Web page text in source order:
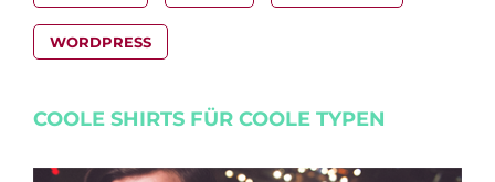
WORDPRESS
COOLE SHIRTS FÜR COOLE TYPEN